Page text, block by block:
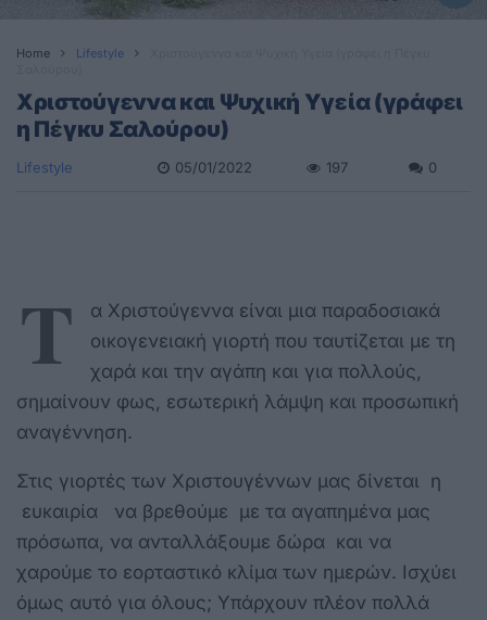
Home Lifestyle
Χριστούγεννα και Ψυχική Υγεία (γράφει
η Πέγκυ Σαλούρου)
Lifestyle 05/01/2022 197 0
Τ
α Χριστούγεννα είναι μια παραδοσιακά
οικογενειακή γιορτή που ταυτίζεται με τη
χαρά και την αγάπη και για πολλούς,
σημαίνουν φως, εσωτερική λάμψη και προσωπική
αναγέννηση.
Στις γιορτές των Χριστουγέννων μας δίνεται η
ευκαιρία να βρεθούμε με τα αγαπημένα μας
πρόσωπα, να ανταλλάξουμε δώρα και να
χαρούμε το εορταστικό κλίμα των ημερών. Ισχύει
όμως αυτό για όλους; Υπάρχουν πλέον πολλά